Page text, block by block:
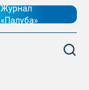
Журнал
«Палуба»